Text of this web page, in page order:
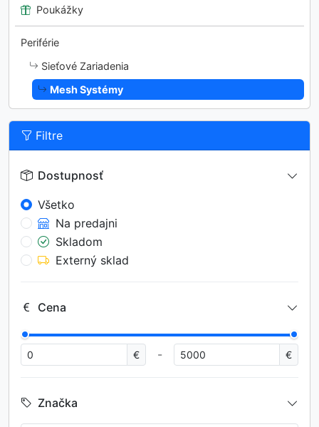
Poukážky
Periférie
Sieťové Zariadenia
Mesh Systémy
Filtre
Dostupnosť
Všetko
Na predajni
Skladom
Externý sklad
Cena
€ - €
Značka